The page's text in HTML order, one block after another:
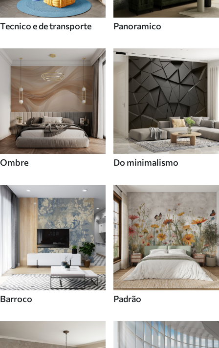
Tecnico e de transporte Panoramico
Ombre Do minimalismo
Barroco Padrão